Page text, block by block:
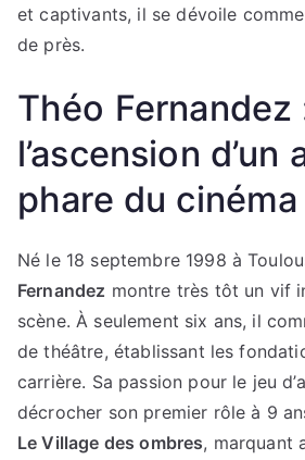
et captivants, il se dévoile
de près.
Théo Fernandez
l’ascension d’un
phare du
Né le 18 septembre 1998 à
Fernandez montre très tôt un vif
scène. À seulement six ans, il
de théâtre, établissant les
carrière. Sa passion pour le jeu
décrocher son premier rôle à 9
Le Village des ombres, marquant